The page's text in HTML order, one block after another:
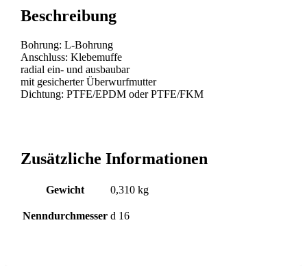
Beschreibung
Bohrung: L-Bohrung
Anschluss: Klebemuffe
radial ein- und ausbaubar
mit gesicherter Überwurfmutter
Dichtung: PTFE/EPDM oder PTFE/FKM
Zusätzliche Informationen
Gewicht 0,310 kg
Nenndurchmesser d 16